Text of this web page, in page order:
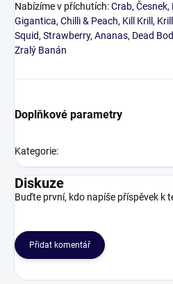
Nabízíme v příchutích:Crab, Česnek,
Gigantica, Chilli & Peach, Kill Krill ,
Squid, Strawberry, Ananas, Dead
Zralý Banán
Doplňkové parametry
Kategorie:
Diskuze
Buďte první, kdo napíše příspěvek k
Přidat komentář